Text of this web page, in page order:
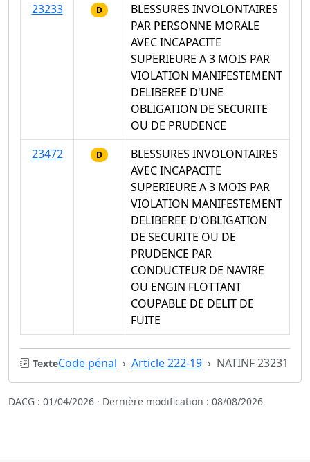
23233
D
BLESSURES INVOLONTAIRES
PAR PERSONNE MORALE
AVEC INCAPACITE
SUPERIEURE A 3 MOIS PAR
VIOLATION MANIFESTEMENT
DELIBEREE D'UNE
OBLIGATION DE SECURITE
OU DE PRUDENCE
23472
D
BLESSURES INVOLONTAIRES
AVEC INCAPACITE
SUPERIEURE A 3 MOIS PAR
VIOLATION MANIFESTEMENT
DELIBEREE D'OBLIGATION
DE SECURITE OU DE
PRUDENCE PAR
CONDUCTEUR DE NAVIRE
OU ENGIN FLOTTANT
COUPABLE DE DELIT DE
FUITE
TexteCode pénal Article 222-19 NATINF 23231
DACG : 01/04/2026 · Dernière modification : 08/08/2026